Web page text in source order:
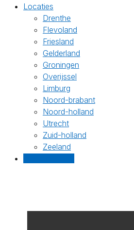
Locaties
Drenthe
Flevoland
Friesland
Gelderland
Groningen
Overijssel
Limburg
Noord-brabant
Noord-holland
Utrecht
Zuid-holland
Zeeland